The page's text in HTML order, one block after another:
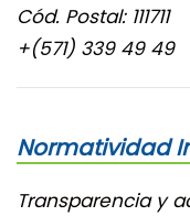
Cód. Postal: 111711
+(571) 339 49 49
Normatividad
Transparencia y